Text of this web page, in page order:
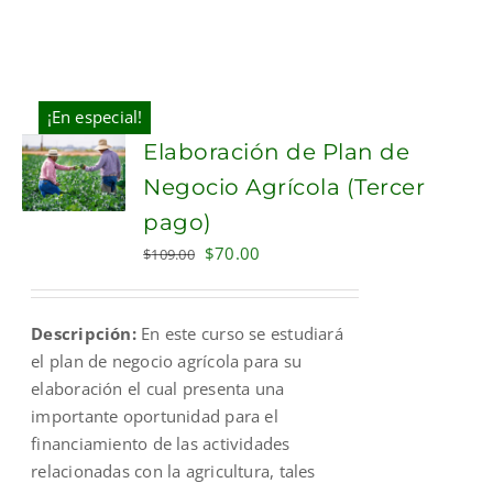
¡En especial!
ADD TO
CART
Elaboración de Plan de
Negocio Agrícola (Tercer
pago)
$109.00 Original
$109.00.
$70.00
$70.00.
Descripción:En este curso se estudiará
el plan de negocio agrícola para su
elaboración el cual presenta una
importante oportunidad para el
financiamiento de las actividades
relacionadas con la agricultura, tales